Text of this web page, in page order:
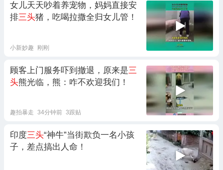
女儿天天吵着养宠物，妈妈直接安
排三头猪，吃喝拉撒全归女儿管！
小新妙趣 刚刚
顾客上门服务吓到撤退，原来是三
头熊光临，熊：咋不欢迎我们！
趣拍暴走 34分钟前 3跟贴
印度三头“神牛”当街欺负一名小孩
子，差点搞出人命！